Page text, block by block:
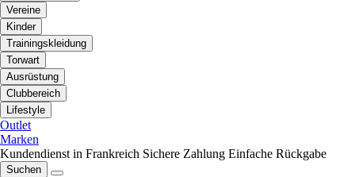
Vereine
Kinder
Trainingskleidung
Torwart
Ausrüstung
Clubbereich
Lifestyle
Outlet
Marken
Kundendienst in Frankreich Sichere Zahlung Einfache Rückgabe
Suchen